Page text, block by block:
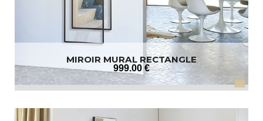
MIROIR MURAL RECTANGLE
999.00 €